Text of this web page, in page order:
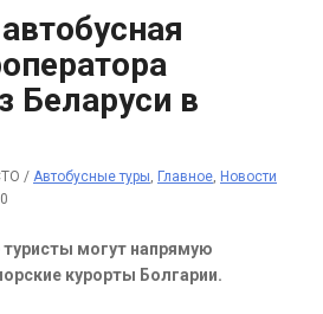
Беларуси в
/ Автобусные туры, Главное, Новости
могут напрямую
курорты Болгарии.